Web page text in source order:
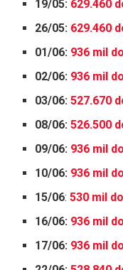
19/05: 629.460
26/05: 629.460
01/06: 936 mil
02/06: 936 mil
03/06:527.670
08/06:526.500
09/06: 936 mil
10/06: 936 mil
15/06: 530 mil
16/06: 936 mil
17/06: 936 mil